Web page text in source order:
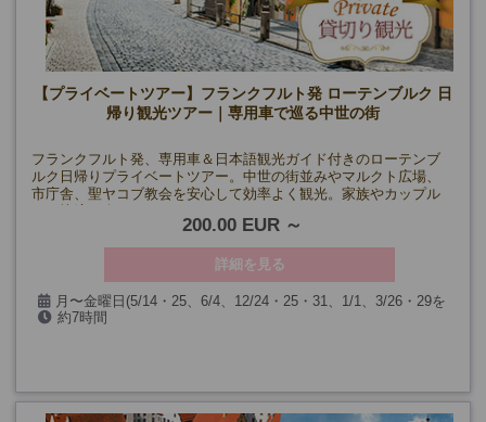
【プライベートツアー】フランクフルト発 ローテンブルク 日
帰り観光ツアー｜専用車で巡る中世の街
フランクフルト発、専用車＆日本語観光ガイド付きのローテンブ
ルク日帰りプライベートツアー。中世の街並みやマルクト広場、
市庁舎、聖ヤコブ教会を安心して効率よく観光。家族やカップル
200.00 EUR
詳細を見る
月〜金曜日(5/14・25、6/4、12/24・25・31、1/1、3/26・29を
除く)約7時間